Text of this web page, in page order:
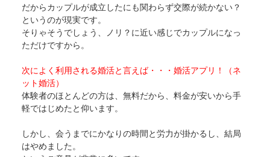
だからカップルが成立したにも関わらず交際が続かない？
というのが現実です。
そりゃそうでしょう、ノリ？に近い感じでカップルになっ
ただけですから。
次によく利用される婚活と言えば・・・婚活アプリ！（ネ
ット婚活）
体験者のほとんどの方は、無料だから、料金が安いから手
軽ではじめたと仰います。
しかし、会うまでにかなりの時間と労力が掛かるし、結局
はやめました。